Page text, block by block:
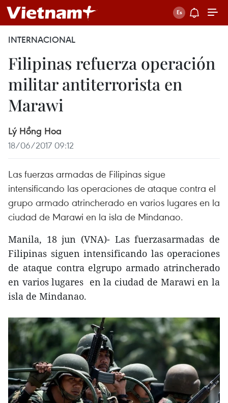
INTERNACIONAL
Filipinas refuerza operación
militar antiterrorista en
Marawi
Lý Hồng Hoa
18/06/2017 09:12
Las fuerzas armadas de Filipinas sigue
intensificando las operaciones de ataque contra el
grupo armado atrincherado en varios lugares en la
ciudad de Marawi en la isla de Mindanao.
Manila, 18 jun (VNA)- Las fuerzasarmadas de
Filipinas siguen intensificando las operaciones
de ataque contra elgrupo armado atrincherado
en varios lugares en la ciudad de Marawi en la
isla de Mindanao.